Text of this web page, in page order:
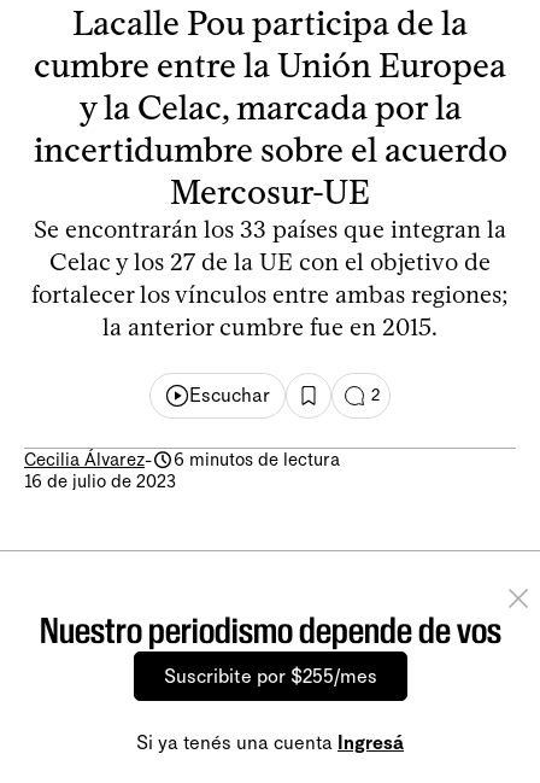
Lacalle Pou participa de la
cumbre entre la Unión Europea
y la Celac, marcada por la
incertidumbre sobre el acuerdo
Mercosur-UE
Se encontrarán los 33 países que integran la
Celac y los 27 de la UE con el objetivo de
fortalecer los vínculos entre ambas regiones;
la anterior cumbre fue en 2015.
Escuchar 2
Cecilia Álvarez-
6 minutos de lectura
16 de julio de 2023
Nuestro periodismo depende de vos
Suscribite por $255/mes
Si ya tenés una cuenta Ingresá